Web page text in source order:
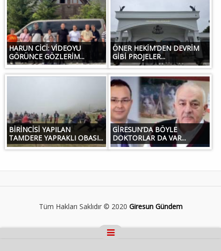
HARUN CİCİ: VİDEOYU
GÖRÜNCE GÖZLERİM...
ÖNER HEKİM’DEN DEVRİM
GİBİ PROJELER...
BİRİNCİSİ YAPILAN
TAMDERE YAPRAKLI OBASI...
GİRESUN’DA BÖYLE
DOKTORLAR DA VAR...
Tüm Hakları Saklıdır © 2020 Giresun Gündem